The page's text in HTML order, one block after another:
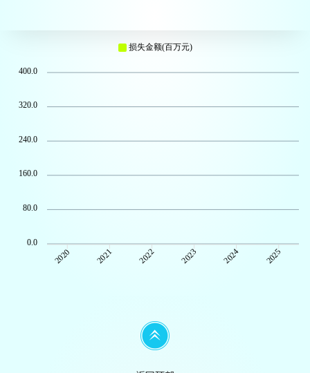
损失金额(百万元)
400.0
320.0
240.0
160.0
80.0
0.0
2020 2021 2022 2023 2024 2025